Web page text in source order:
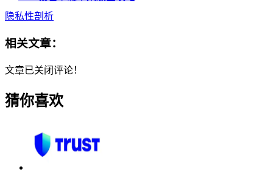
隐私性剖析
相关文章：
文章已关闭评论！
猜你喜欢